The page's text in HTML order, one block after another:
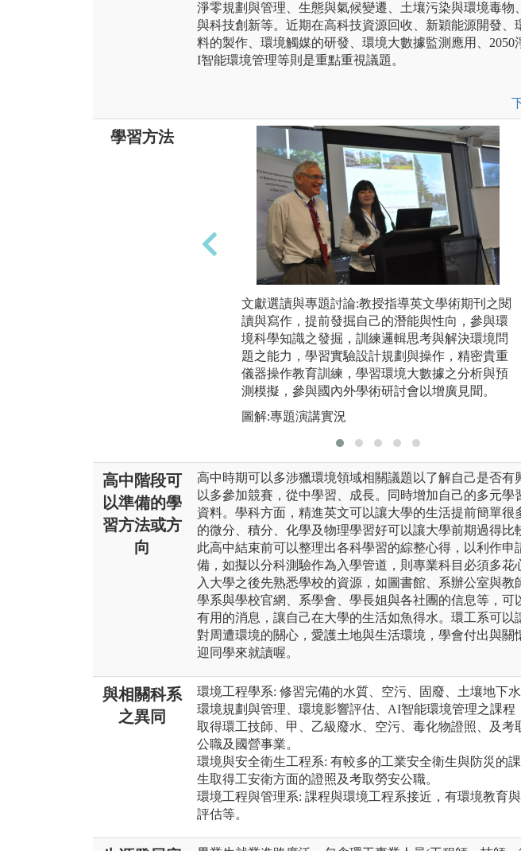
淨零規劃與管理、生態與氣候變遷、土壤污染與環境毒物
與科技創新等。近期在高科技資源回收、新穎能源開發、
料的製作、環境觸媒的研發、環境大數據監測應用、2050
I智能環境管理等則是重點重視議題。
學習方法
文獻選讀與專題討論:教授指導英文學術期刊之閱
讀與寫作，提前發掘自己的潛能與性向，參與環
境科學知識之發掘，訓練邏輯思考與解決環境問
題之能力，學習實驗設計規劃與操作，精密貴重
儀器操作教育訓練，學習環境大數據之分析與預
測模擬，參與國內外學術研討會以增廣見聞。
圖解:專題演講實況
高中階段可
以準備的學
習方法或方
向
高中時期可以多涉獵環境領域相關議題以了解自己是否有
以多參加競賽，從中學習、成長。同時增加自己的多元學
資料。學科方面，精進英文可以讓大學的生活提前簡單很
的微分、積分、化學及物理學習好可以讓大學前期過得比
此高中結束前可以整理出各科學習的綜整心得，以利作申
備，如擬以分科測驗作為入學管道，則專業科目必須多花
入大學之後先熟悉學校的資源，如圖書館、系辦公室與教
學系與學校官網、系學會、學長姐與各社團的信息等，可
有用的消息，讓自己在大學的生活如魚得水。環工系可以
對周遭環境的關心，愛護土地與生活環境，學會付出與關
迎同學來就讀喔。
與相關科系
之異同
環境工程學系: 修習完備的水質、空污、固廢、土壤地下水
環境規劃與管理、環境影響評估、AI智能環境管理之課程
取得環工技師、甲、乙級廢水、空污、毒化物證照、及考
公職及國營事業。
環境與安全衛生工程系: 有較多的工業安全衛生與防災的
生取得工安衛方面的證照及考取勞安公職。
環境工程與管理系: 課程與環境工程系接近，有環境教育
評估等。